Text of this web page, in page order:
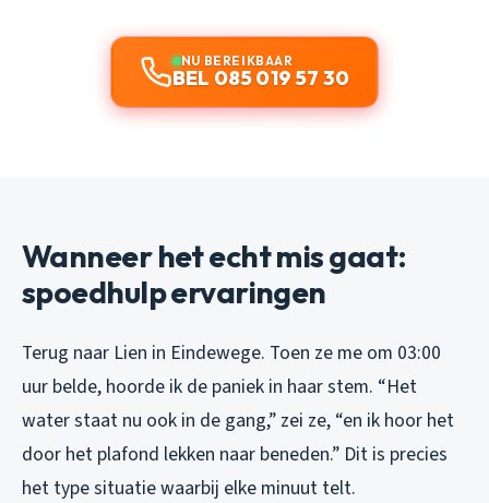
NU BEREIKBAAR
BEL 085 019 57 30
Wanneer het echt mis gaat:
spoedhulp ervaringen
Terug naar Lien in Eindewege. Toen ze me om 03:00
uur belde, hoorde ik de paniek in haar stem. “Het
water staat nu ook in de gang,” zei ze, “en ik hoor het
door het plafond lekken naar beneden.” Dit is precies
het type situatie waarbij elke minuut telt.